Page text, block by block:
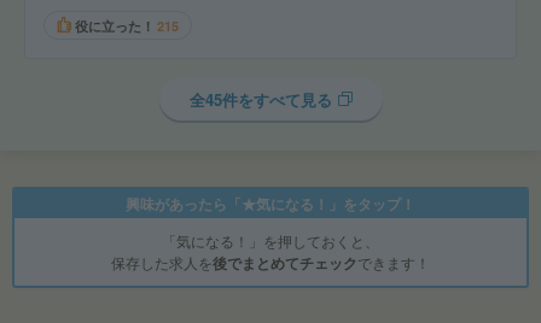
役に立った！ 215
全45件をすべて見る
興味があったら「★気になる！」をタップ！
「気になる！」を押しておくと、
保存した求人を後でまとめてチェックできます！